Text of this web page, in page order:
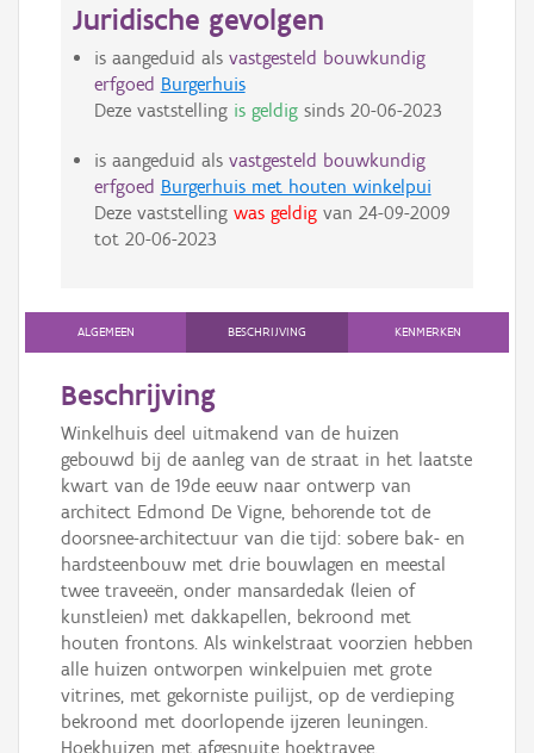
Juridische gevolgen
is aangeduid als vastgesteld bouwkundig
erfgoed Burgerhuis
Deze vaststelling is geldigsinds 20-06-2023
is aangeduid als vastgesteld bouwkundig
erfgoed Burgerhuis met houten winkelpui
Deze vaststelling was geldigvan 24-09-2009
tot 20-06-2023
ALGEMEEN BESCHRIJVING KENMERKEN
Beschrijving
Winkelhuis deel uitmakend van de huizen
gebouwd bij de aanleg van de straat in het laatste
kwart van de 19de eeuw naar ontwerp van
architect Edmond De Vigne, behorende tot de
doorsnee-architectuur van die tijd: sobere bak- en
hardsteenbouw met drie bouwlagen en meestal
twee traveeën, onder mansardedak (leien of
kunstleien) met dakkapellen, bekroond met
houten frontons. Als winkelstraat voorzien hebben
alle huizen ontworpen winkelpuien met grote
vitrines, met gekorniste puilijst, op de verdieping
bekroond met doorlopende ijzeren leuningen.
Hoekhuizen met afgesnuite hoektravee.